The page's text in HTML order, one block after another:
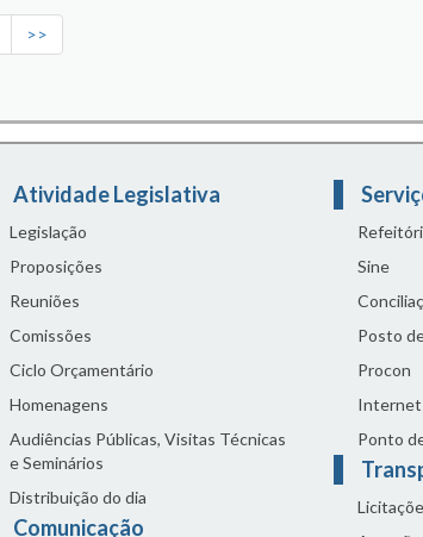
>>
Atividade Legislativa
Legislação
Proposições
Reuniões
Comissões
Ciclo Orçamentário
Homenagens
Audiências Públicas, Visitas Técnicas
e Seminários
Distribuição do dia
Comunicação
Sine
Posto
Procon
Internet
Ponto